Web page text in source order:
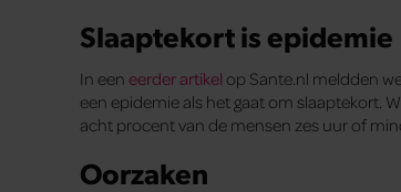
Slaaptekort is epidemie
In een eerder artikel op Sante.nl meldden
een epidemie als het gaat om slaaptekort.
acht procent van de mensen zes uur of
Oorzaken